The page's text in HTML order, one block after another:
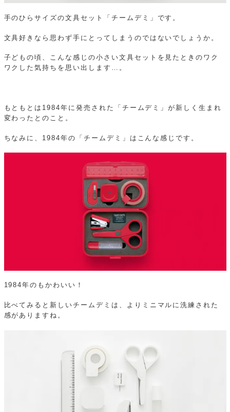
手のひらサイズの文具セット「チームデミ」です。
文具好きなら思わず手にとってしまうのではないでしょうか。
子どもの頃、こんな感じの小さい文具セットを見たときのワク
ワクした気持ちを思い出します…。
もともとは1984年に発売された「チームデミ」が新しく生まれ
変わったとのこと。
ちなみに、1984年の「チームデミ」はこんな感じです。
1984年のもかわいい！
比べてみると新しいチームデミは、よりミニマルに洗練された
感がありますね。